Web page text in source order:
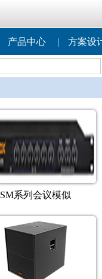
产品中心 | 方案设
SM系列会议模似